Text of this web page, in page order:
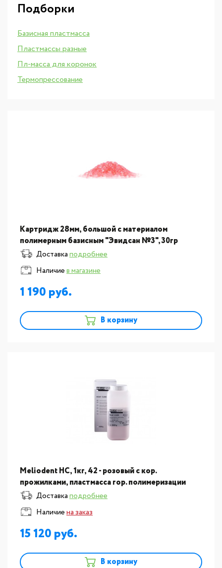
Подборки
Базисная пластмасса
Пластмассы разные
Пл-масса для коронок
Термопрессование
Картридж 28мм, большой с материалом
полимерным базисным "Эвидсан №3", 30гр
Доставкаподробнее
Наличиев магазине
1 190
В корзину
Meliodent HC, 1кг, 42 - розовый с кор.
прожилками, пластмасса гор. полимеризации
MK64713251
Доставкаподробнее
Наличиена заказ
15 120
В корзину